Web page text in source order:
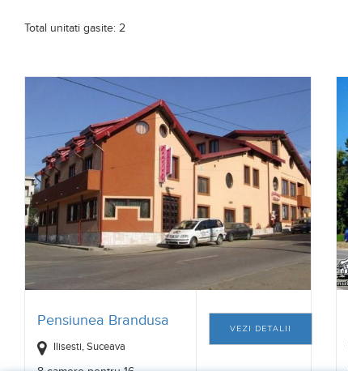
Total unitati gasite: 2
Pensiunea Brandusa
Ilisesti, Suceava
VEZI DETALII